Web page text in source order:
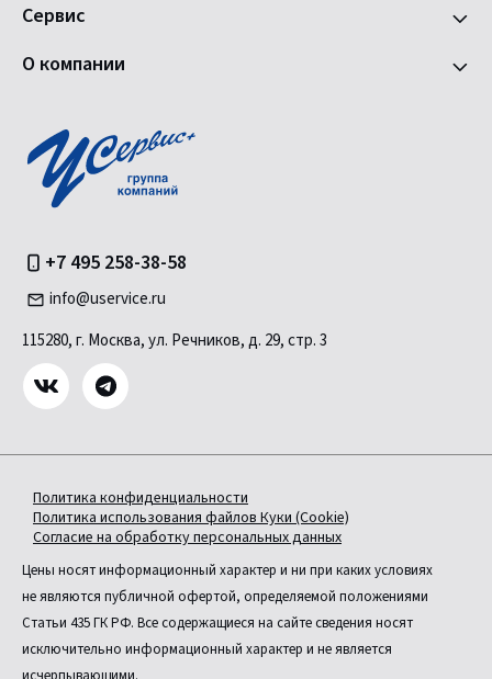
Сервис
О компании
+7 495 258-38-58
info@uservice.ru
115280, г. Москва, ул. Речников, д. 29, стр. 3
Политика конфиденциальности
Политика использования файлов Куки (Cookie)
Согласие на обработку персональных данных
Цены носят информационный характер и ни при каких условиях
не являются публичной офертой, определяемой положениями
Статьи 435 ГК РФ. Все содержащиеся на сайте сведения носят
исключительно информационный характер и не является